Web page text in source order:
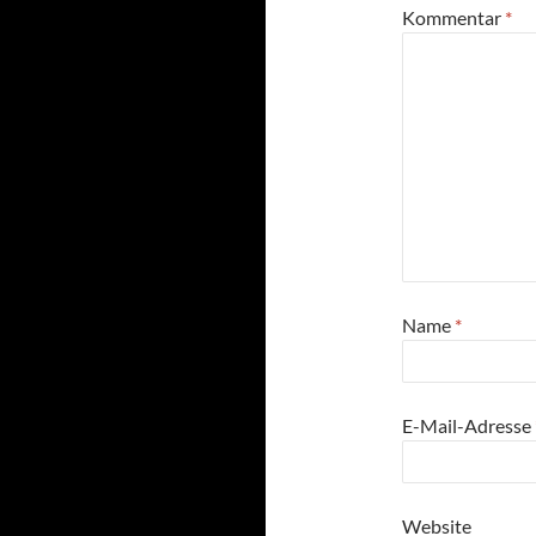
Kommentar *
Name *
E-Mail-Adresse
Website